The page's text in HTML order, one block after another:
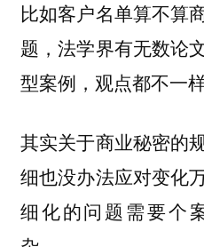
比如客户名单算不算
题，法学界有无数论
型案例，观点都不一
其实关于商业秘密的
细也没办法应对变化
细化的问题需要个